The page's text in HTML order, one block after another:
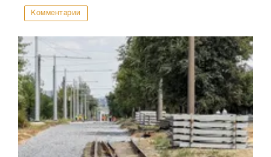
Комментарии